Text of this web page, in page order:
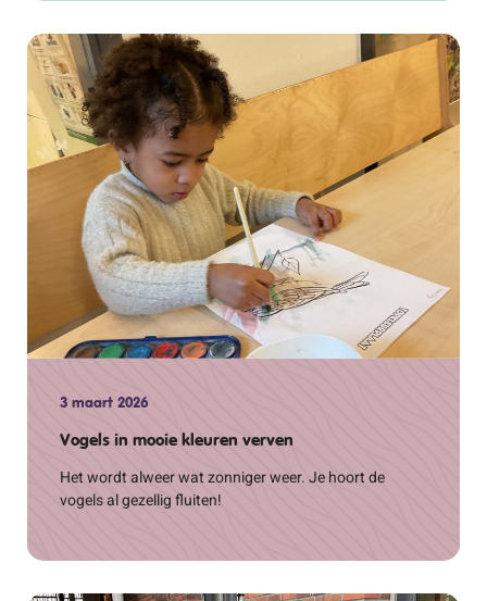
3 maart 2026
Vogels in mooie kleuren verven
Het wordt alweer wat zonniger weer. Je hoort de
vogels al gezellig fluiten!